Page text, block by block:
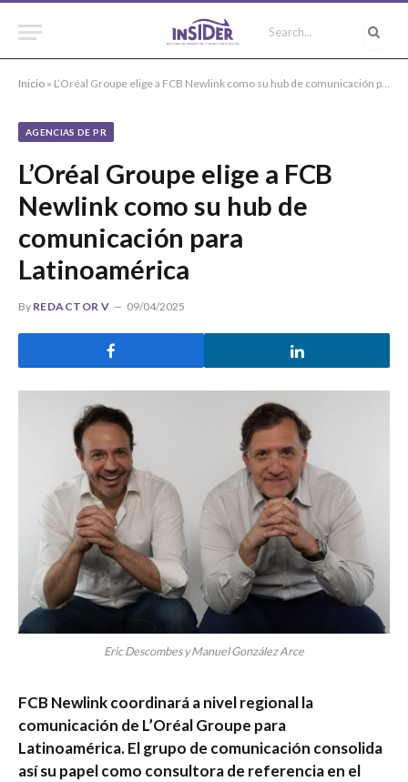
Inicio » L’Oréal Groupe elige a FCB Newlink como su hub de comunicación para Latinoamérica
AGENCIAS DE PR
L’Oréal Groupe elige a FCB
Newlink como su hub de
comunicación para
Latinoamérica
By REDACTOR V 09/04/2025
Eric Descombes y Manuel González Arce
FCB Newlink coordinará a nivel regional la
comunicación de L’Oréal Groupe para
Latinoamérica. El grupo de comunicación consolida
así su papel como consultora de referencia en el